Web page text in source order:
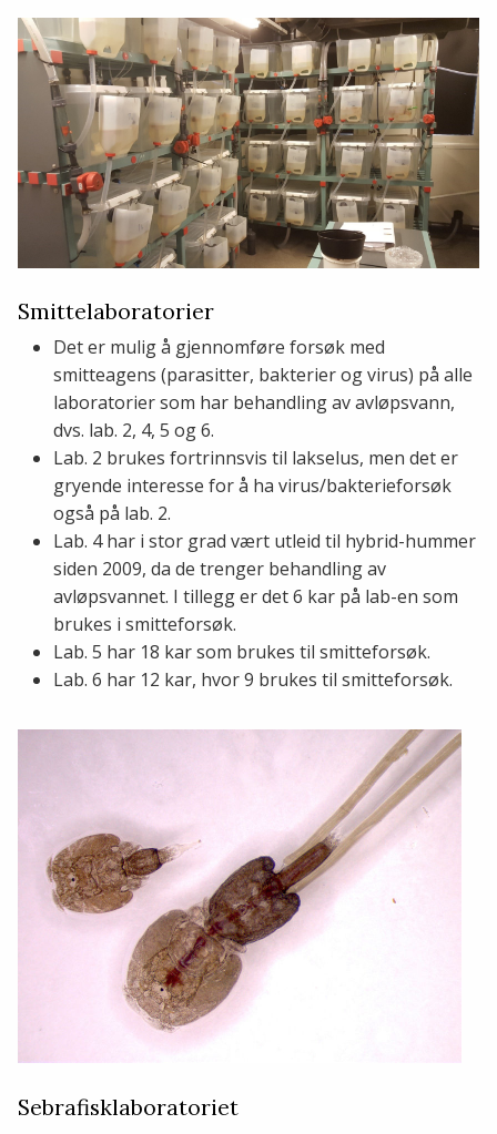
Smittelaboratorier
Det er mulig å gjennomføre forsøk med
smitteagens (parasitter, bakterier og virus) på alle
laboratorier som har behandling av avløpsvann,
dvs. lab. 2, 4, 5 og 6.
Lab. 2 brukes fortrinnsvis til lakselus, men det er
gryende interesse for å ha virus/bakterieforsøk
også på lab. 2.
Lab. 4 har i stor grad vært utleid til hybrid-hummer
siden 2009, da de trenger behandling av
avløpsvannet. I tillegg er det 6 kar på lab-en som
brukes i smitteforsøk.
Lab. 5 har 18 kar som brukes til smitteforsøk.
Lab. 6 har 12 kar, hvor 9 brukes til smitteforsøk.
Sebrafisklaboratoriet